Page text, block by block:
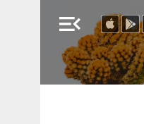
menu_open